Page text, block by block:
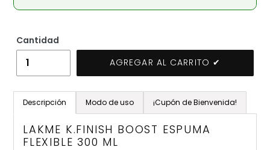
Cantidad
AGREGAR AL CARRITO ✔
Descripción Modo de uso ¡Cupón de Bienvenida!
LAKME K.FINISH BOOST ESPUMA
FLEXIBLE 300 ML